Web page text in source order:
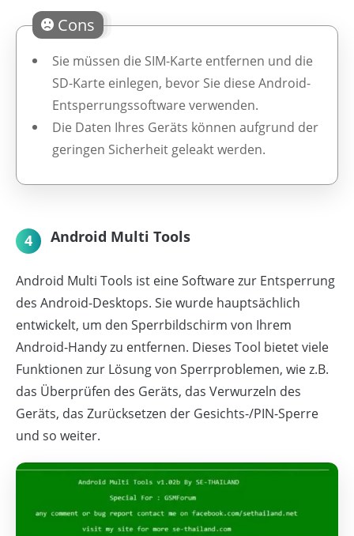
Cons
Sie müssen die SIM-Karte entfernen und die
SD-Karte einlegen, bevor Sie diese Android-
Entsperrungssoftware verwenden.
Die Daten Ihres Geräts können aufgrund der
geringen Sicherheit geleakt werden.
4 Android Multi Tools
Android Multi Tools ist eine Software zur Entsperrung
des Android-Desktops. Sie wurde hauptsächlich
entwickelt, um den Sperrbildschirm von Ihrem
Android-Handy zu entfernen. Dieses Tool bietet viele
Funktionen zur Lösung von Sperrproblemen, wie z.B.
das Überprüfen des Geräts, das Verwurzeln des
Geräts, das Zurücksetzen der Gesichts-/PIN-Sperre
und so weiter.